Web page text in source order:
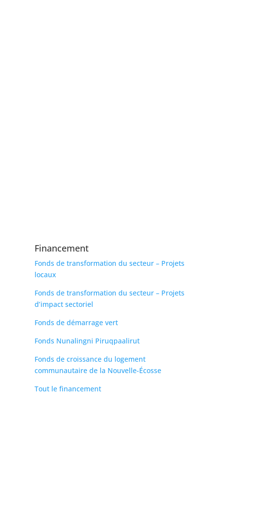
Financement
Fonds de transformation du secteur – Projets
locaux
Fonds de transformation du secteur – Projets
d’impact sectoriel
Fonds de démarrage vert
Fonds Nunalingni Piruqpaalirut
Fonds de croissance du logement
communautaire de la Nouvelle-Écosse
Tout le financement